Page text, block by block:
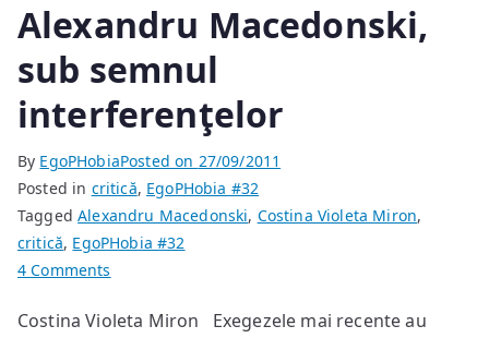
Alexandru Macedonski,
sub semnul
interferenţelor
By EgoPHobiaPosted on 27/09/2011
Posted in critică, EgoPHobia #32
TaggedAlexandru Macedonski, Costina Violeta Miron,
critică, EgoPHobia #32
4 Comments
Macedonski,
Costina Violeta Miron Exegezele mai recente au